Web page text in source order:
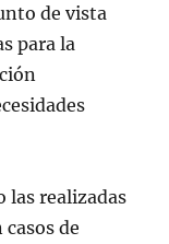
de vista
para la
las realizadas
de